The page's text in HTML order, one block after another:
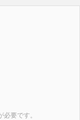
必要です。